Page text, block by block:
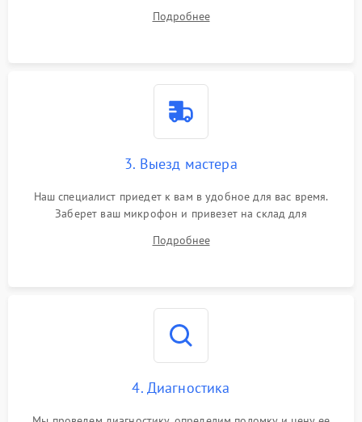
Подробнее
3. Выезд мастера
Наш специалист приедет к вам в удобное для вас время.
Заберет ваш микрофон и привезет на склад для
Подробнее
4. Диагностика